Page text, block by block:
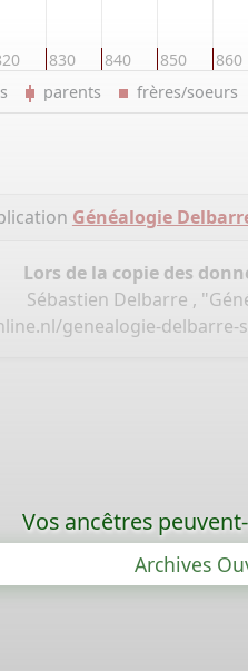
830 840 850 860
parents frères/soeurs
Généalogie
Lors de la copie des
Sébastien Delbarre ,
genealogie-delbarre-
Vos ancêtres
Archives